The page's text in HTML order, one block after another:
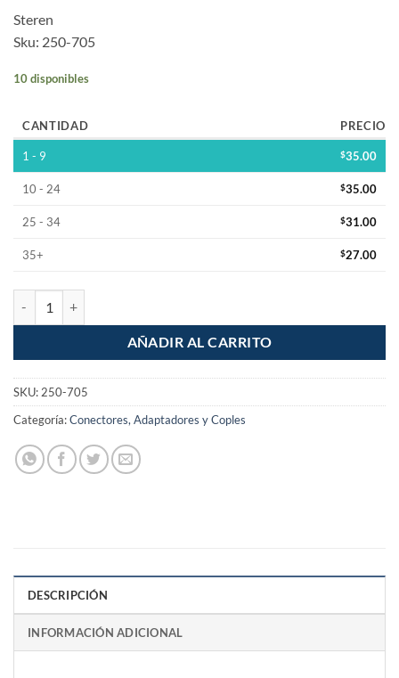
Steren
Sku: 250-705
10 disponibles
CANTIDAD PRECIO
1 - 9 $35.00
10 - 24 $35.00
25 - 34 $31.00
35+ $27.00
AÑADIR AL CARRITO
SKU:250-705
Categoría:Conectores, Adaptadores y Coples
DESCRIPCIÓN
INFORMACIÓN ADICIONAL